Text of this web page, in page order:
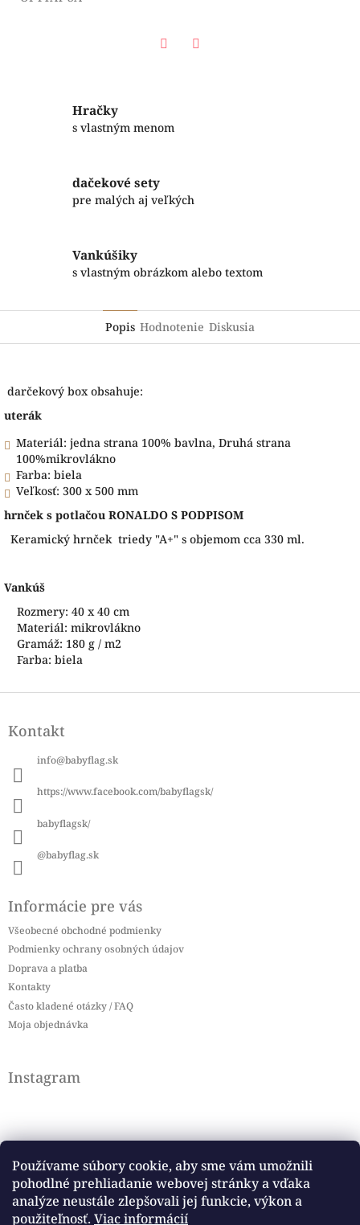
Používame súbory cookie, aby sme vám umožnili
pohodlné prehliadanie webovej stránky a vďaka
analýze neustále zlepšovali jej funkcie, výkon a
použiteľnosť. Viac informácií
Hračky
s vlastným menom
dačekové sety
pre malých aj veľkých
Vankúšiky
s vlastným obrázkom alebo textom
Popis Hodnotenie Diskusia
darčekový box obsahuje:
uterák
Materiál: jedna strana 100% bavlna, Druhá strana
100%mikrovlákno
Farba: biela
Veľkosť: 300 x 500 mm
hrnček s potlačou RONALDO S PODPISOM
Keramický hrnček triedy "A+" s objemom cca 330 ml.
Vankúš
Rozmery: 40 x 40 cm
Materiál: mikrovlákno
Gramáž: 180 g / m2
Farba: biela
Z
pKontakt
info@babyflag.sk
https://www.facebook.com/babyflagsk/
babyflagsk/
@babyflag.sk
Informácie pre vás
Všeobecné obchodné podmienky
Podmienky ochrany osobných údajov
Doprava a platba
Kontakty
Často kladené otázky / FAQ
Moja objednávka
Instagram
Sledovať na Instagrame